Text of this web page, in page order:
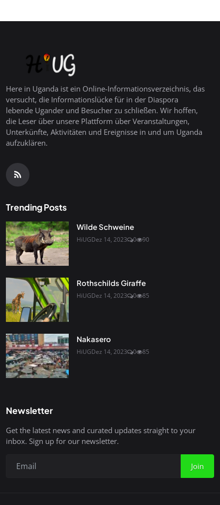
Here in Uganda ist ein Online-Informationsverzeichnis, das
versucht, die Informationslücke für in der Diaspora
lebende Ugander und Besucher zu schließen. Wir hoffen,
die Leser über unsere Plattform über Veranstaltungen,
Unterkünfte, Aktivitäten und Ereignisse in und um Uganda
aufzuklären.
Trending Posts
Wilde Schweine
HiUGDez 14, 2023 0 90
Rothschilds Giraffe
HiUGDez 14, 2023 0 85
Nakasero
HiUGDez 14, 2023 0 85
Newsletter
Get the latest news and curated updates straight to your
inbox. Sign up for our newsletter.
Join